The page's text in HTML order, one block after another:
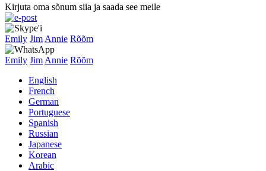
Kirjuta oma sõnum siia ja saada see meile
Emily Jim Annie Rõõm
Emily Jim Annie Rõõm
English
French
German
Portuguese
Spanish
Russian
Japanese
Korean
Arabic